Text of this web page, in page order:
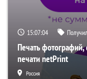
15:07:03
Печать фотографий,
печати netPrint
Россия